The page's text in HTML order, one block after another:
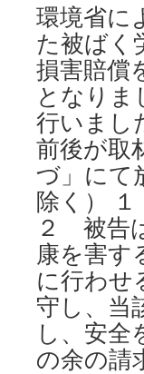
環境省に
た被ばく
損害賠償
となりま
行いまし
前後が取
づ」にて
除く）
２ 被告
康を害す
に行わせ
守し、当
し、安
の余の請